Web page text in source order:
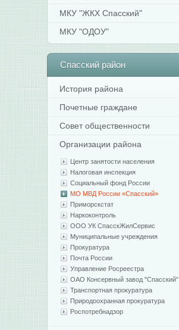
МКУ "ЖКХ Спасский"
МКУ "ОДОУ"
Спасскийрайон
История района
Почетные граждане
Совет общественности
Организации района
Центр занятости населения
Налоговая инспекция
Социальный фонд России
МО МВД России «Спасский»
Приморскстат
Наркоконтроль
ООО УК СпасскЖилСервис
Муниципальные учреждения
Прокуратура
Почта России
Управление Росреестра
ОАО Консервный завод "Спасский"
Транспортная прокуратура
Природоохранная прокуратура
Роспотребнадзор